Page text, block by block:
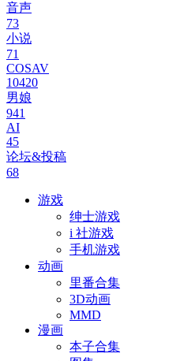
音声
73
小说
71
COSAV
10420
男娘
941
AI
45
论坛&投稿
68
游戏
绅士游戏
i 社游戏
手机游戏
动画
里番合集
3D动画
MMD
漫画
本子合集